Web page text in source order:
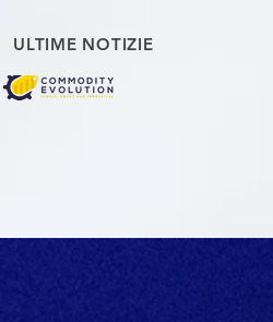
ULTIME NOTIZIE